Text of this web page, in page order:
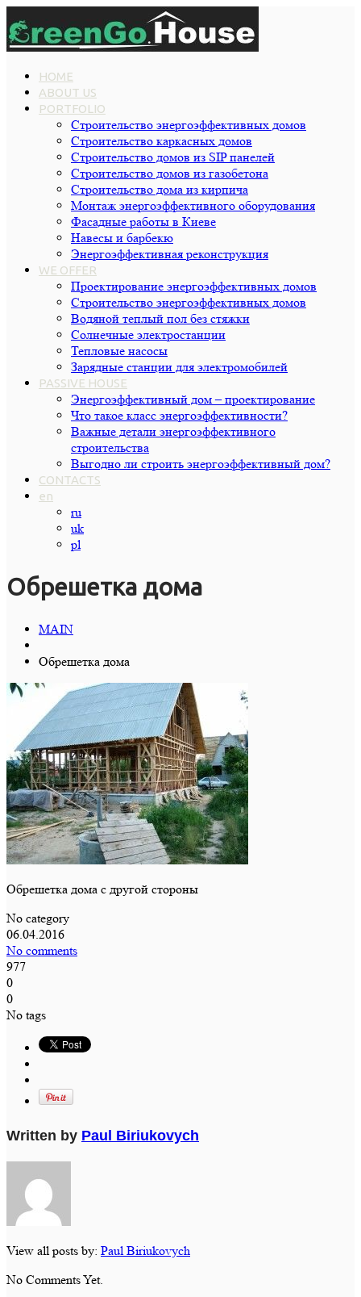
HOME
ABOUT US
PORTFOLIO
Строительство энергоэффективных домов
Строительство каркасных домов
Строительство домов из SIP панелей
Строительство домов из газобетона
Строительство дома из кирпича
Монтаж энергоэффективного оборудования
Фасадные работы в Киеве
Навесы и барбекю
Энергоэффективная реконструкция
WE OFFER
Проектирование энергоэффективных домов
Строительство энергоэффективных домов
Водяной теплый пол без стяжки
Cолнечные электростанции
Тепловые насосы
Зарядные станции для электромобилей
PASSIVE HOUSE
Энергоэффективный дом – проектирование
Что такое класс энергоэффективности?
Важные детали энергоэффективного
строительства
Выгодно ли строить энергоэффективный дом?
CONTACTS
en
ru
uk
pl
Обрешетка дома
MAIN
Обрешетка дома
Обрешетка дома с другой стороны
No category
06.04.2016
No comments
977
0
0
No tags
Written by Paul Biriukovych
View all posts by: Paul Biriukovych
No Comments Yet.